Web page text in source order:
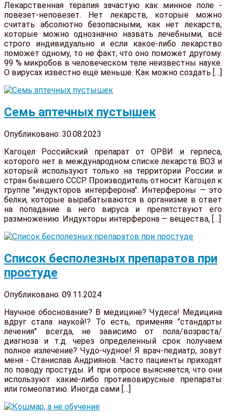
Лекарственная терапия зачастую как минное поле -
повезет-неповезет. Нет лекарств, которые можно
считать абсолютно безопасными, как нет лекарств,
которые можно однозначно назвать лечебными, всё
строго индивидуально и если какое-либо лекарство
поможет одному, то не факт, что оно поможет другому.
99 % микробов в человеческом теле неизвестны науке.
О вирусах известно ещё меньше. Как можно создать […]
Семь аптечных пустышек
Опубликовано: 30.08.2023
Кагоцел Российский препарат от ОРВИ и герпеса,
которого нет в международном списке лекарств ВОЗ и
который используют только на территории России и
стран бывшего СССР. Производитель относит Кагоцел к
группе "индукторов интерферона". Интерфероны — это
белки, которые вырабатываются в организме в ответ
на попадание в него вируса и препятствуют его
размножению. Индукторы интерферона — вещества, […]
Список бесполезных препаратов при
простуде⁠⁠
Опубликовано: 09.11.2024
Научное обоснование? В медицине? Чудеса! Медицина
вдруг стала наукой!? То есть, применяя "стандарты
лечения" всегда, не зависимо от пола/возраста/
диагноза и т.д. через определенный срок получаем
полное излечение? Чудо-чудное! Я врач-педиатр, зовут
меня - Станислав Андриянов. Часто пациенты приходят
по поводу простуды. И при опросе выясняется, что они
используют какие-либо противовирусные препараты
или гомеопатию. Иногда сами […]